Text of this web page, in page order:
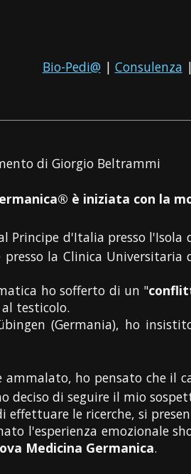
Bio-Pedi@| Consulenza |
di Giorgio Beltrammi
è iniziata con la
d'Italia presso l'Isola
la Clinica
ho sofferto di un "
testicolo.
(Germania), ho
ho pensato che il
deciso di seguire il mio
le ricerche, si
l'esperienza emozionale
Medicina Germanica.